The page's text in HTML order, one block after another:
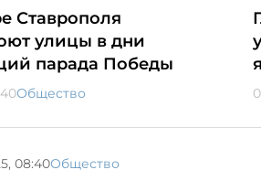
Ставрополя
улицы в дни
парада Победы
Общество
08:40Общество